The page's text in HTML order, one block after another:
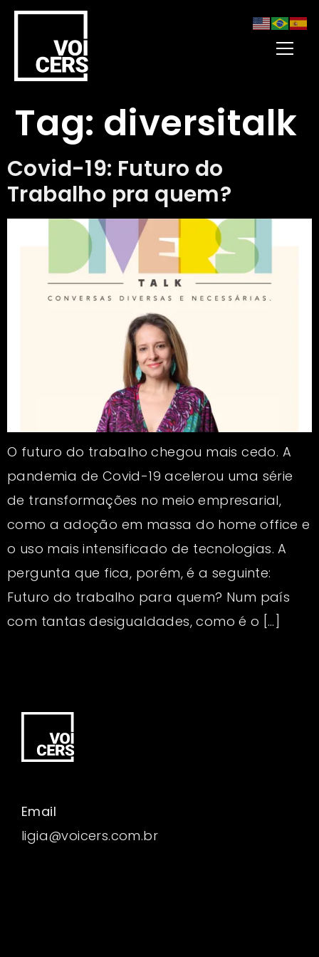
Tag: diversitalk
Covid-19: Futuro do
Trabalho pra quem?
O futuro do trabalho chegou mais cedo. A
pandemia de Covid-19 acelerou uma série
de transformações no meio empresarial,
como a adoção em massa do home office e
o uso mais intensificado de tecnologias. A
pergunta que fica, porém, é a seguinte:
Futuro do trabalho para quem? Num país
com tantas desigualdades, como é o […]
Email
ligia@voicers.com.br